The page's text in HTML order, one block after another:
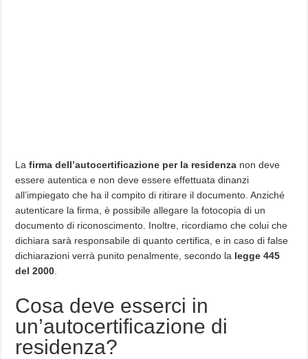
Lafirma dell’autocertificazione per la residenza non deve
essere autentica e non deve essere effettuata dinanzi
all’impiegato che ha il compito di ritirare il documento. Anziché
autenticare la firma, è possibile allegare la fotocopia di un
documento di riconoscimento. Inoltre, ricordiamo che colui che
dichiara sarà responsabile di quanto certifica, e in caso di false
dichiarazioni verrà punito penalmente, secondo la legge 445
del 2000
Cosa deve esserci in
un’autocertificazione di
residenza?